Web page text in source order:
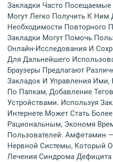
Закладки Часто Посещаемые
Могут Легко Получить К Ним
Необходимости Повторного
Закладки Могут Помочь
Онлайн-Исследования И
Для Дальнейшего
Браузеры Предлагают
Закладок И Управления Ими,
По Папкам, Добавление
Устройствами. Используя
Интернете Может Стать
Рациональным, Экономя
Пользователей. Амфетамин
Нервной Системы, Который
Лечения Синдрома